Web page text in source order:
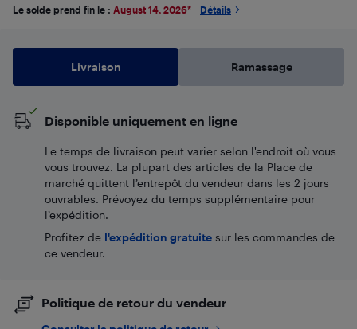
Le solde prend fin le : August 14, 2026* Détails
Livraison Ramassage
Disponible uniquement en ligne
Le temps de livraison peut varier selon l'endroit où vous
vous trouvez. La plupart des articles de la Place de
marché quittent l’entrepôt du vendeur dans les 2 jours
ouvrables. Prévoyez du temps supplémentaire pour
l’expédition.
Profitez de l'expédition gratuite sur les commandes de
ce vendeur.
Politique de retour du vendeur